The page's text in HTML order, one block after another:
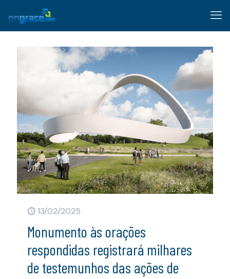
13/02/2025
Monumento às orações
respondidas registrará milhares
de testemunhos das ações de